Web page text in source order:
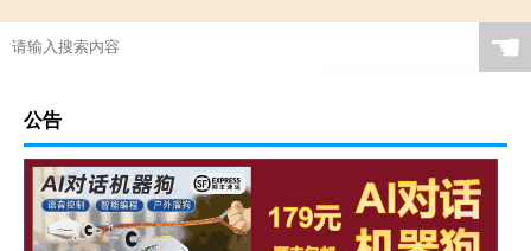
☚
公告